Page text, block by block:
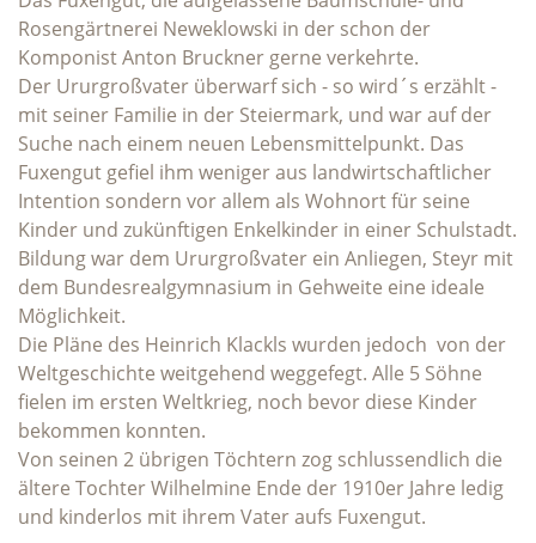
Rosengärtnerei Neweklowski in der schon der
Komponist Anton Bruckner gerne verkehrte.
Der Ururgroßvater überwarf sich - so wird´s erzählt -
mit seiner Familie in der Steiermark, und war auf der
Suche nach einem neuen Lebensmittelpunkt. Das
Fuxengut gefiel ihm weniger aus landwirtschaftlicher
Intention sondern vor allem als Wohnort für seine
Kinder und zukünftigen Enkelkinder in einer Schulstadt.
Bildung war dem Ururgroßvater ein Anliegen, Steyr mit
dem Bundesrealgymnasium in Gehweite eine ideale
Möglichkeit.
Die Pläne des Heinrich Klackls wurden jedoch von der
Weltgeschichte weitgehend weggefegt. Alle 5 Söhne
fielen im ersten Weltkrieg, noch bevor diese Kinder
bekommen konnten.
Von seinen 2 übrigen Töchtern zog schlussendlich die
ältere Tochter Wilhelmine Ende der 1910er Jahre ledig
und kinderlos mit ihrem Vater aufs Fuxengut.